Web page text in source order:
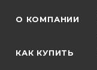
О КОМПАНИИ
КАК КУПИТЬ